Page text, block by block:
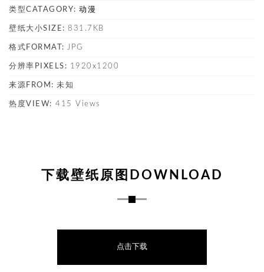
类型CATAGORY: 动漫
壁纸大小SIZE: 831.7KB
格式FORMAT: JPG
分辨率PIXELS: 1920x1200
来源FROM: 未知
热度VIEW: 415 Views
下载壁纸原图DOWNLOAD
点击下载